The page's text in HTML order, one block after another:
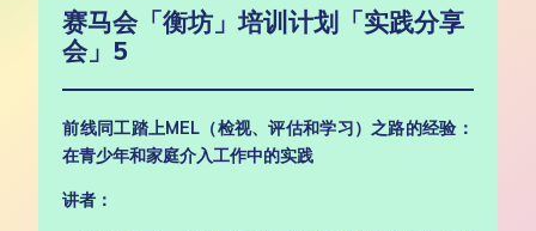
赛马会「衡坊」培训计划「实践分享
会」5
前线同工踏上MEL（检视、评估和学习）之路的经验：
在青少年和家庭介入工作中的实践
讲者：